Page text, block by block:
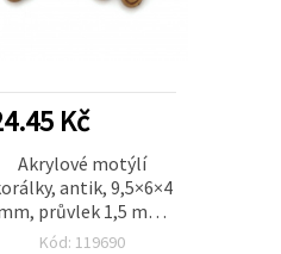
Kč
Akrylové motýlí
antik, 9,5×6×4
průvlek 1,5 mm,
hnědá, 50 g (~400 ks)
Kód: 119690